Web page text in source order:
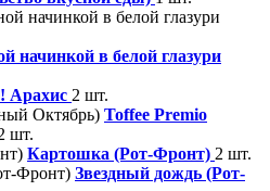
начинкой в белой глазури
Арахис 2 шт.
Toffee Premio
шт.
Картошка (Рот-Фронт) 2 шт.
Звездный дождь (Рот-